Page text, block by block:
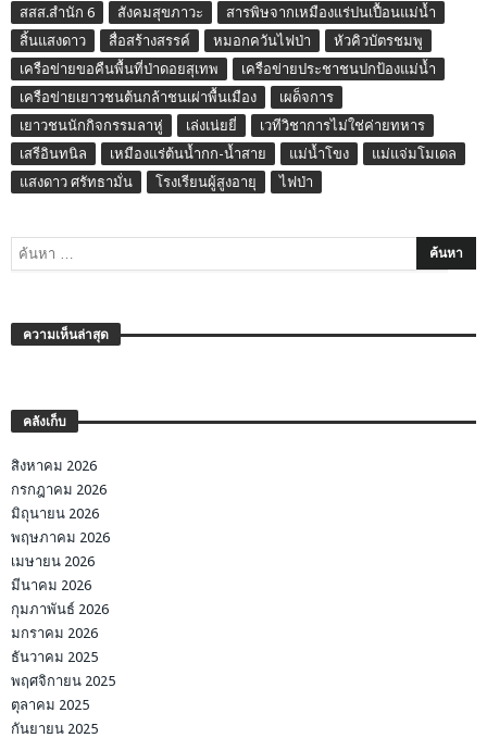
สสส.สำนัก 6 สังคมสุขภาวะ
สารพิษจากเหมืองแร่ปนเปื้อนแม่น้ำ
สิ้นแสงดาว
สื่อสร้างสรรค์ หมอกควันไฟป่า
หัวคิวบัตรชมพู
เครือข่ายขอคืนพื้นที่ป่าดอยสุเทพ
เครือข่ายประชาชนปกป้องแม่น้ำ
เครือข่ายเยาวชนต้นกล้าชนเผ่าพื้นเมือง
เผด็จการ
เยาวชนนักกิจกรรมลาหู่
เล่งเน่ยยี่
เวทีวิชาการไม่ใช่ค่ายทหาร
เสรีอินทนิล
เหมืองแร่ต้นน้ำกก-น้ำสาย แม่น้ำโขง
แม่แจ่มโมเดล
แสงดาว ศรัทธามั่น
โรงเรียนผู้สูงอายุ ไฟป่า
ความเห็นล่าสุด
คลังเก็บ
สิงหาคม 2026
กรกฎาคม 2026
มิถุนายน 2026
พฤษภาคม 2026
เมษายน 2026
มีนาคม 2026
กุมภาพันธ์ 2026
มกราคม 2026
ธันวาคม 2025
พฤศจิกายน 2025
ตุลาคม 2025
กันยายน 2025